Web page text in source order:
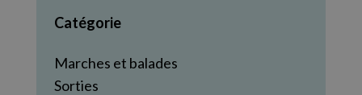
Catégorie
Marches et balades
Sorties